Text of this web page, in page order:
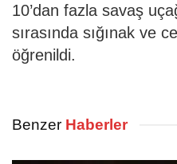
10’dan fazla savaş
sırasında sığınak ve
öğrenildi.
Benzer Haberler